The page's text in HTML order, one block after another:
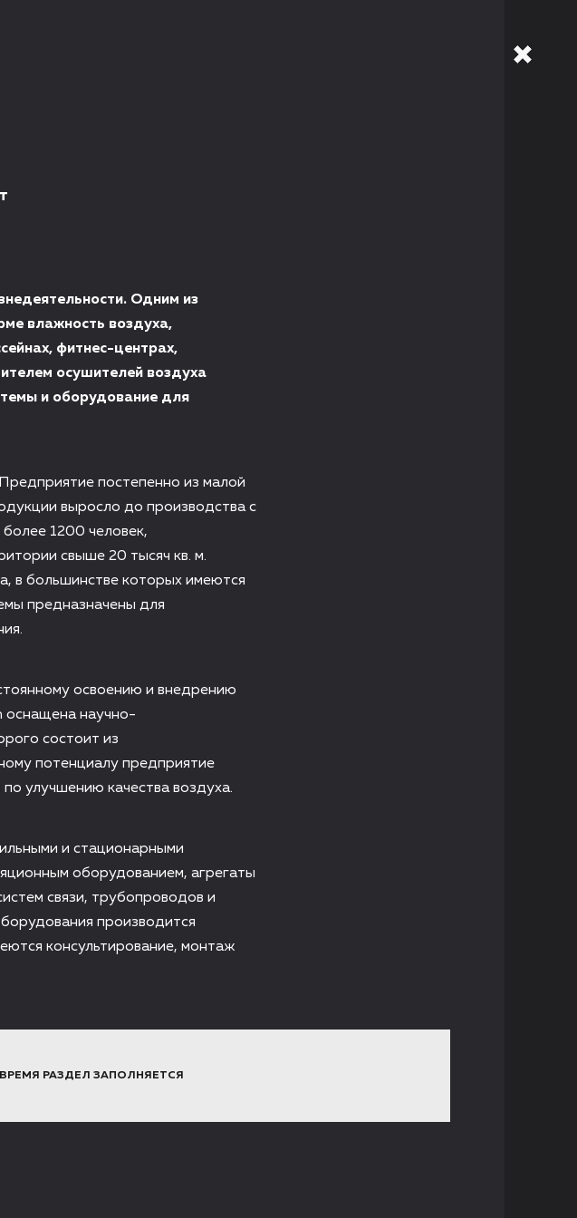
Одним из
влажность воздуха,
фитнес-центрах,
осушителей воздуха
и оборудование для
постепенно из малой
выросло до производства с
1200 человек,
свыше 20 тысяч кв. м.
в большинстве которых имеются
предназначены для
освоению и внедрению
оснащена научно-
состоит из
потенциалу предприятие
улучшению качества воздуха.
и стационарными
оборудованием, агрегаты
связи, трубопроводов и
производится
консультирование, монтаж
РАЗДЕЛ ЗАПОЛНЯЕТСЯ